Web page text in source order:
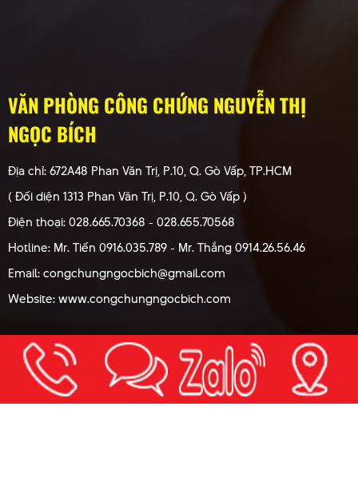
VĂN PHÒNG CÔNG CHỨNG NGUYỄN THỊ
NGỌC BÍCH
Địa chỉ: 672A48 Phan Văn Trị, P.10, Q. Gò Vấp, TP.HCM
( Đối diện 1313 Phan Văn Trị, P.10, Q. Gò Vấp )
Điện thoại: 028.665.70368 - 028.655.70568
Hotline: Mr. Tiến 0916.035.789 - Mr. Thắng 0914.26.56.46
Email: congchungngocbich@gmail.com
Website: www.congchungngocbich.com
Trang chủ
Giới thiệu
Dịch vụ - phí công chứng
Hoạt động
Thủ tục
Tin tức